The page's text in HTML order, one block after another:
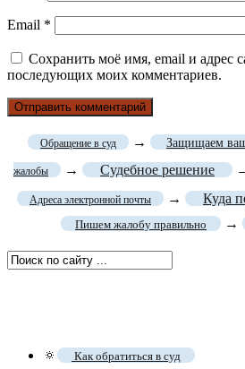
Email *
Сохранить моё имя, email и адрес
последующих моих комментариев.
Обращение в суд → Защищаем
жалобы → Судебное решение
Адреса электронной почты → Куда
Пишем жалобу правильно →
🔅 Как обратиться в суд